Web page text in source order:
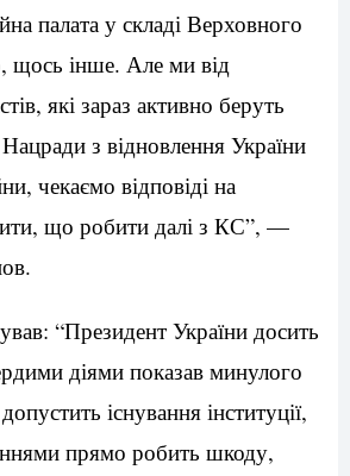
палата у складі Верховного
інше. Але ми від
які зараз активно беруть
з відновлення України
чекаємо відповіді на
що робити далі з КС”, —
“Президент України досить
діями показав минулого
існування інституції,
прямо робить шкоду,